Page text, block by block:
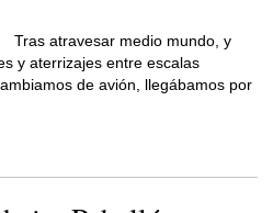
Tras atravesar medio mundo, y
y aterrizajes entre escalas
de avión, llegábamos por